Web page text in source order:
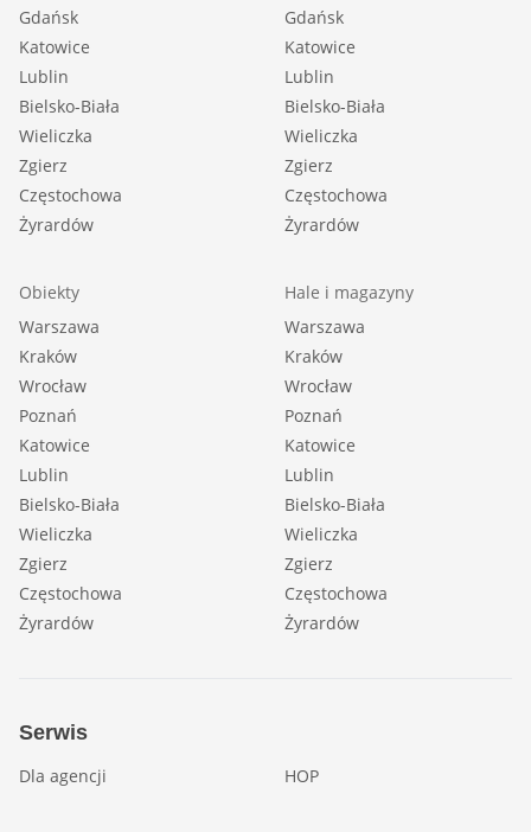
Gdańsk
Katowice
Lublin
Bielsko-Biała
Wieliczka
Zgierz
Częstochowa
Żyrardów
Gdańsk
Katowice
Lublin
Bielsko-Biała
Wieliczka
Zgierz
Częstochowa
Żyrardów
Obiekty
Warszawa
Kraków
Wrocław
Poznań
Katowice
Lublin
Bielsko-Biała
Wieliczka
Zgierz
Częstochowa
Żyrardów
Hale i magazyny
Warszawa
Kraków
Wrocław
Poznań
Katowice
Lublin
Bielsko-Biała
Wieliczka
Zgierz
Częstochowa
Żyrardów
Serwis
Dla agencji HOP